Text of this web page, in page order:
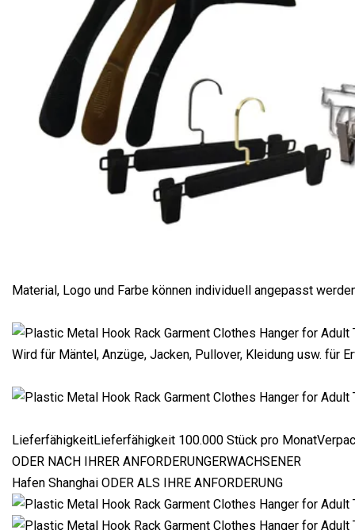
Material, Logo und Farbe können individuell angepasst
Wird für Mäntel, Anzüge, Jacken, Pullover, Kleidung usw. für
LieferfähigkeitLieferfähigkeit 100.000 Stück pro
ODER NACH IHRER ANFORDERUNGERWACHSENER
Hafen Shanghai ODER ALS IHRE ANFORDERUNG